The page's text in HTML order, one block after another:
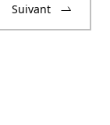
Suivant